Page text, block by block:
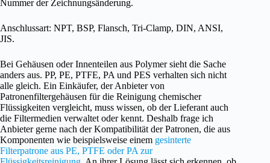
Nummer der Zeichnungsänderung.
Anschlussart: NPT, BSP, Flansch, Tri-Clamp, DIN, ANSI,
JIS.
Bei Gehäusen oder Innenteilen aus Polymer sieht die Sache
anders aus. PP, PE, PTFE, PA und PES verhalten sich nicht
alle gleich. Ein Einkäufer, der Anbieter von
Patronenfiltergehäusen für die Reinigung chemischer
Flüssigkeiten vergleicht, muss wissen, ob der Lieferant auch
die Filtermedien verwaltet oder kennt. Deshalb frage ich
Anbieter gerne nach der Kompatibilität der Patronen, die aus
Komponenten wie beispielsweise einem gesinterte
Filterpatrone aus PE, PTFE oder PA zur